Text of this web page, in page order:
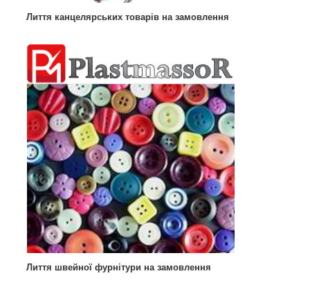
Лиття канцелярських товарів на замовлення
Лиття швейної фурнітури на замовлення